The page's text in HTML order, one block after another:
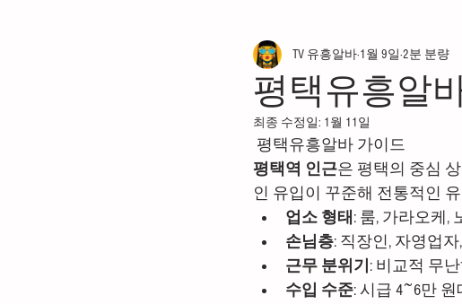
업소알바 주점알바 여성알바
안양유흥알바 유흥알바가이드
꿀유흥알바 유흥꿀알바 강남
전국스웨디시알바 광주고수익알
평택유흥알
TV 유흥알바 1월 9일 2분 분량
최종 수정일: 1월 11일
평택유흥알바 가이드
평택역 인근은 평택의 중심
인 유입이 꾸준해 전통적인
업소 형태 : 룸, 가라오케,
손님층: 직장인, 자영업
근무 분위기 : 비교적 무
수입 수준: 시급 4~6만